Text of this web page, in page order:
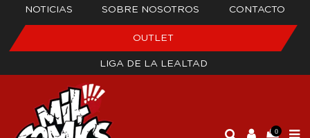
NOTICIAS SOBRE NOSOTROS CONTACTO
OUTLET
LIGA DE LA LEALTAD
0